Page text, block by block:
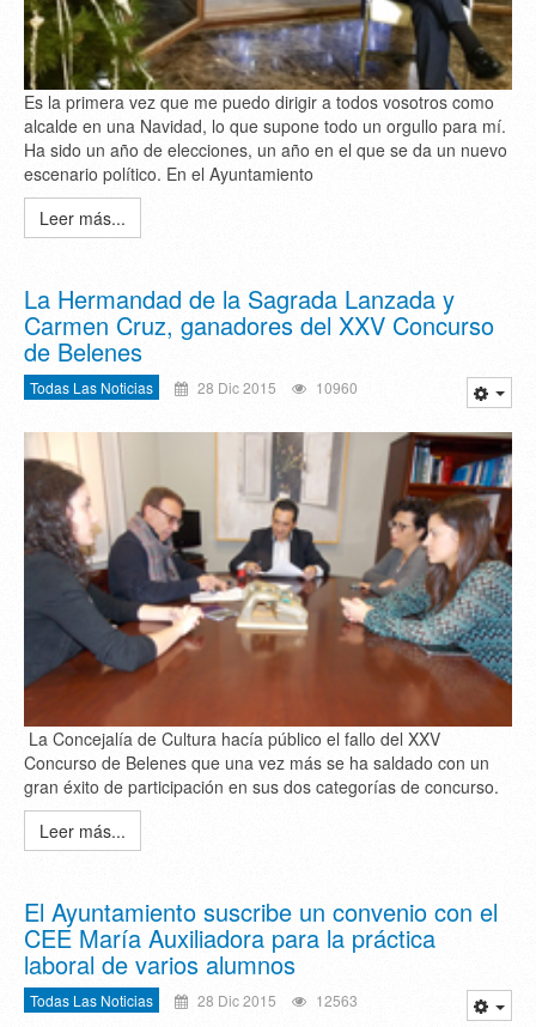
Es la primera vez que me puedo dirigir a todos vosotros como
alcalde en una Navidad, lo que supone todo un orgullo para mí.
Ha sido un año de elecciones, un año en el que se da un nuevo
escenario político. En el Ayuntamiento
Leer más...
La Hermandad de la Sagrada Lanzada y
Carmen Cruz, ganadores del XXV Concurso
de Belenes
Todas Las Noticias 28 Dic 2015 10960
La Concejalía de Cultura hacía público el fallo del XXV
Concurso de Belenes que una vez más se ha saldado con un
gran éxito de participación en sus dos categorías de concurso.
Leer más...
El Ayuntamiento suscribe un convenio con el
CEE María Auxiliadora para la práctica
laboral de varios alumnos
Todas Las Noticias 28 Dic 2015 12563